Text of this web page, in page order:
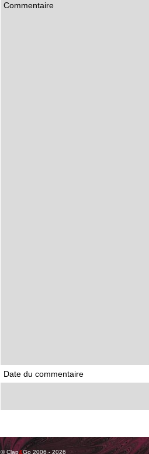
Commentaire
Date du commentaire
© Clap&Go 2006 - 2026